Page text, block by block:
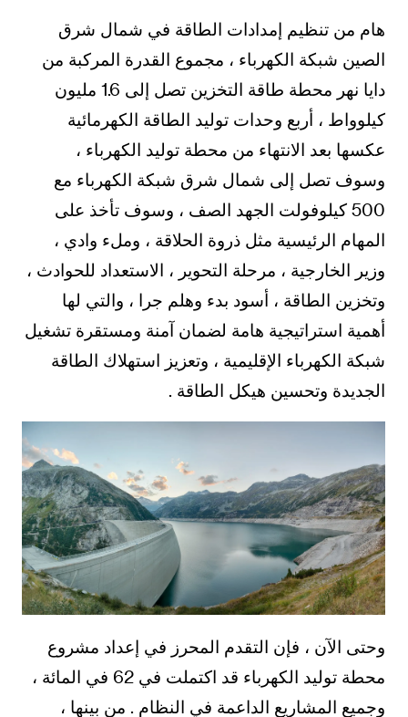
هام من تنظيم إمدادات الطاقة في شمال شرق
الصين شبكة الكهرباء ، مجموع القدرة المركبة من
دايا نهر محطة طاقة التخزين تصل إلى 1.6 مليون
كيلوواط ، أربع وحدات توليد الطاقة الكهرمائية
عكسها بعد الانتهاء من محطة توليد الكهرباء ،
وسوف تصل إلى شمال شرق شبكة الكهرباء مع
500 كيلوفولت الجهد الصف ، وسوف تأخذ على
المهام الرئيسية مثل ذروة الحلاقة ، وملء وادي ،
وزير الخارجية ، مرحلة التحوير ، الاستعداد للحوادث ،
وتخزين الطاقة ، أسود بدء وهلم جرا ، والتي لها
أهمية استراتيجية هامة لضمان آمنة ومستقرة تشغيل
شبكة الكهرباء الإقليمية ، وتعزيز استهلاك الطاقة
الجديدة وتحسين هيكل الطاقة .
وحتى الآن ، فإن التقدم المحرز في إعداد مشروع
محطة توليد الكهرباء قد اكتملت في 62 في المائة ،
وجميع المشاريع الداعمة في النظام . من بينها ،